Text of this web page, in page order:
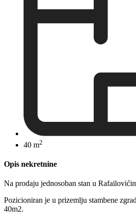
40 m2
Opis nekretnine
Na prodaju jednosoban stan u
Pozicioniran je u prizemlju stambene
40m2.